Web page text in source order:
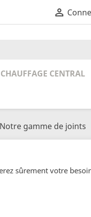

CHAUFFAGE CENTRAL
Notre gamme de joints
sûrement votre